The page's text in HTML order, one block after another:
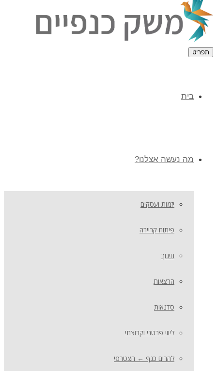
תפריט
בית
מה נעשה אצלנו?
יזמות ועסקים
פיתוח קריירה
חינוך
הרצאות
סדנאות
ליווי פרטני וקבוצתי
להרים כנף ← הצטרפי